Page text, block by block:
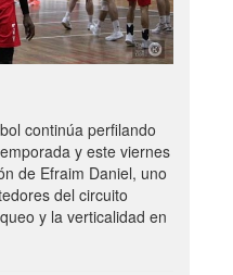
continúa perfilando
y este viernes
de Efraim Daniel, uno
del circuito
y la verticalidad en